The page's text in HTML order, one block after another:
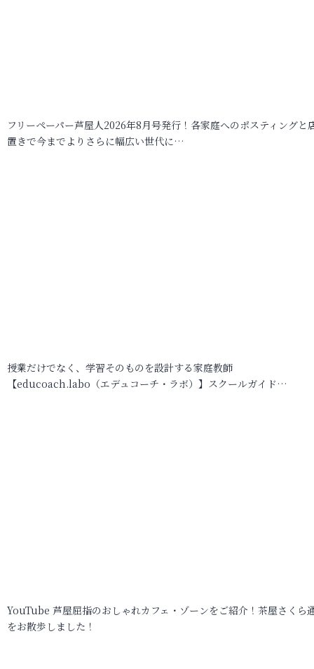
フリーペーパー芦屋人2026年8月号発行！各家庭へのポスティングと
置きで今までよりさらに幅広い世代に…
授業だけでなく、学習そのものを設計する家庭教師
【educoach.labo（エデュコーチ・ラボ）】スクールガイド…
YouTube 芦屋屈指のおしゃれカフェ・ゾーンをご紹介！茶屋さくら
をお散歩しました！